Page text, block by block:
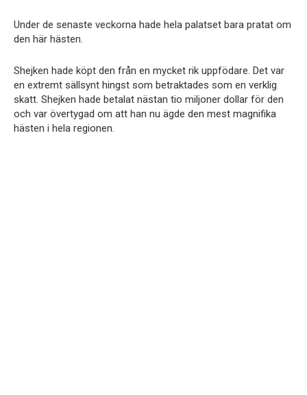
Under de senaste veckorna hade hela palatset bara pratat om
den här hästen.
Shejken hade köpt den från en mycket rik uppfödare. Det var
en extremt sällsynt hingst som betraktades som en verklig
skatt. Shejken hade betalat nästan tio miljoner dollar för den
och var övertygad om att han nu ägde den mest magnifika
hästen i hela regionen.